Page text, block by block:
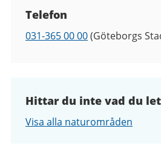
Telefon
Telefon
031-365 00 00(Göteborgs
Hittar du inte vad du
Visa alla naturområden